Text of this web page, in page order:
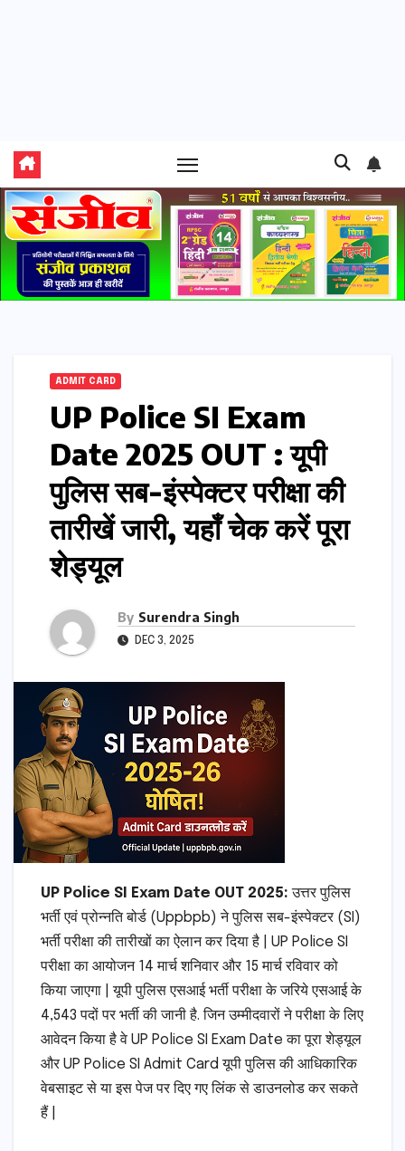
ADMIT CARD
UP Police SI Exam
Date 2025 OUT : यूपी
पुलिस सब-इंस्पेक्टर परीक्षा की
तारीखें जारी, यहाँ चेक करें पूरा
शेड्यूल
By Surendra Singh
DEC 3, 2025
UP Police SI Exam Date OUT 2025:उत्तर पुलिस
भर्ती एवं प्रोन्नति बोर्ड (Uppbpb) ने पुलिस सब-इंस्पेक्टर (SI)
भर्ती परीक्षा की तारीखों का ऐलान कर दिया है | UP Police SI
परीक्षा का आयोजन 14 मार्च शनिवार और 15 मार्च रविवार को
किया जाएगा | यूपी पुलिस एसआई भर्ती परीक्षा के जरिये एसआई के
4,543 पदों पर भर्ती की जानी है. जिन उम्मीदवारों ने परीक्षा के लिए
आवेदन किया है वे UP Police SI Exam Date का पूरा शेड्यूल
और UP Police SI Admit Card यूपी पुलिस की आधिकारिक
वेबसाइट से या इस पेज पर दिए गए लिंक से डाउनलोड कर सकते
हैं |